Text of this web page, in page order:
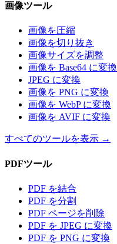
画像ツール
画像を圧縮
画像を切り抜き
画像サイズを調整
画像を Base64 に変換
JPEG に変換
画像を PNG に変換
画像を WebP に変換
画像を AVIF に変換
すべてのツールを表示 →
PDFツール
PDF を結合
PDF を分割
PDF ページを削除
PDF を JPEG に変換
PDF を PNG に変換